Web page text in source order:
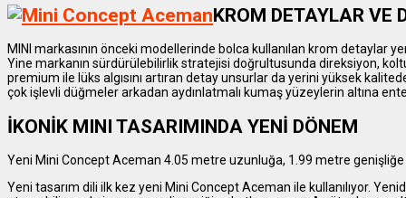
KROM DETAYLAR VE
MINI markasının önceki modellerinde bolca kullanılan krom detaylar
Yine markanın sürdürülebilirlik stratejisi doğrultusunda direksiyon,
premium ile lüks algısını artıran detay unsurlar da yerini yüksek
çok işlevli düğmeler arkadan aydınlatmalı kumaş yüzeylerin altına
İKONİK MINI TASARIMINDA YENİ DÖNEM
Yeni Mini Concept Aceman 4.05 metre uzunluğa, 1.99 metre
Yeni tasarım dili ilk kez yeni Mini Concept Aceman ile kullanılıyor.